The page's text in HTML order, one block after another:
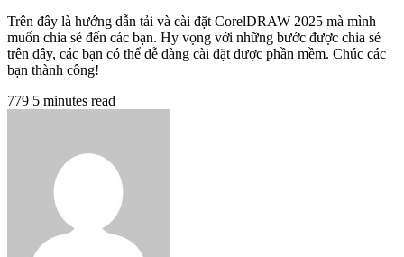
Trên đây là hướng dẫn tải và cài đặt CorelDRAW 2025 mà mình
muốn chia sẻ đến các bạn. Hy vọng với những bước được chia sẻ
trên đây, các bạn có thể dễ dàng cài đặt được phần mềm. Chúc các
bạn thành công!
779 5 minutes read